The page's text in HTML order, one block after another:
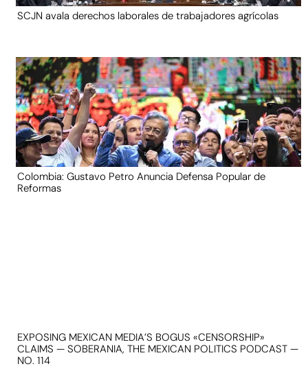
SCJN avala derechos laborales de trabajadores agrícolas
Colombia: Gustavo Petro Anuncia Defensa Popular de
Reformas
EXPOSING MEXICAN MEDIA’S BOGUS «CENSORSHIP»
CLAIMS — SOBERANIA, THE MEXICAN POLITICS PODCAST —
NO. 114